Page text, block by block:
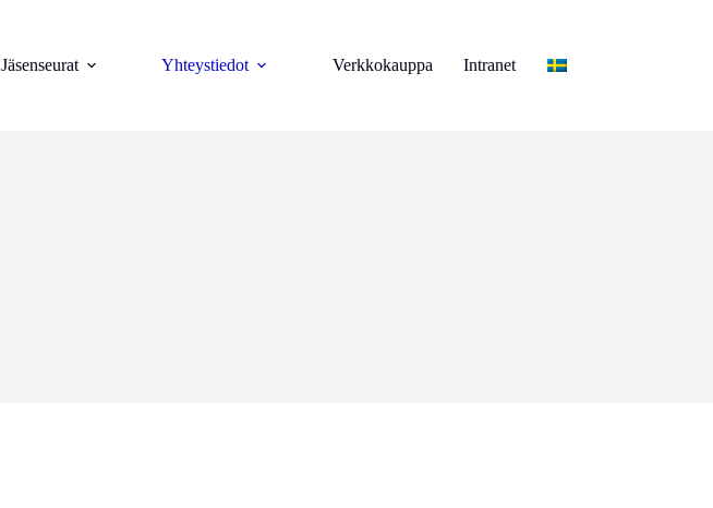
Jäsenseurat Yhteystiedot Verkkokauppa Intranet